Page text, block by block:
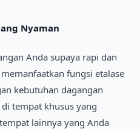
Nyaman
Anda supaya rapi dan
fungsi etalase
kebutuhan dagangan
tempat khusus yang
lainnya yang Anda